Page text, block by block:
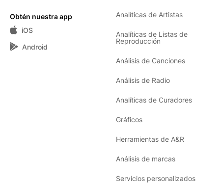
Obtén nuestra app
iOS
Android
Analíticas de Artistas
Analíticas de Listas de
Reproducción
Análisis de Canciones
Análisis de Radio
Analíticas de Curadores
Gráficos
Herramientas de A&R
Análisis de marcas
Servicios personalizados